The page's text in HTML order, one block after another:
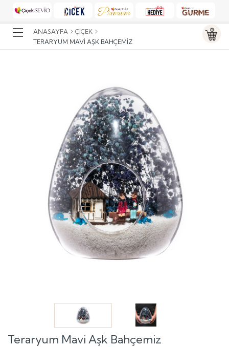
ANASAYFA
ÇIÇEK
TERARYUM MAVI AŞK BAHÇEMIZ
Teraryum Mavi Aşk Bahçemiz